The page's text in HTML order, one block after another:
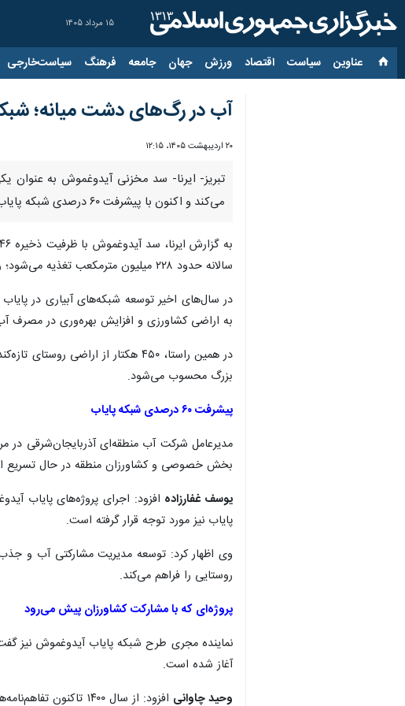
۱۵ مرداد ۱۴۰۵
عناوین‌ سیاست اقتصاد ورزش جهان جامعه فرهنگ سیاست‌خارجی
آب در رگ‌های دشت‌ میانه؛ شبکه
۲۰ اردیبهشت ۱۴۰۵، ۱۲:۱۵
تبریز- ایرنا- سد مخزنی آیدوغموش به عنوان
می‌کند و اکنون با پیشرفت ۶۰ درصدی شبکه پایاب آن، امید به رونق کشاورزی و افزایش بهره‌وری آب در دشت‌های شهرستان میانه بیش از گذشته تقویت شده است.
سالانه حدود ۲۲۸ میلیون مترمکعب تغذیه می‌شود؛ رودخانه‌ای به طول ۱۳۵ کیلومتر که از کوه‌های بلقیس و قره‌داغ سرچشمه گرفته و در نهایت به رودخانه قزل‌اوزن می‌پیوندد.
در سال‌های اخیر توسعه شبکه‌های آبیاری در
به اراضی کشاورزی و افزایش بهره‌وری در مصرف
در همین راستا، ۴۵۰ هکتار از
بزرگ محسوب می‌شود.
پیشرفت ۶۰ درصدی شبکه پایاب
بخش خصوصی و کشاورزان منطقه در حال تسریع
یوسف غفارزاده افزود: اجرای پروژه‌های پایاب
پایاب نیز مورد توجه قرار گرفته است.
وی اظهار کرد: توسعه مدیریت مشارکتی آب و جذب
روستایی را فراهم می‌کند.
پروژه‌ای که با مشارکت کشاورزان پیش می‌رود
نماینده مجری طرح شبکه پایاب آیدوغموش نیز
آغاز شده است.
وحید چاوانی
افزود: از سال